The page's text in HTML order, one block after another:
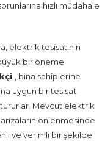
hızlı müdahale
elektrik tesisatının
bir öneme
, bina sahiplerine
uygun bir tesisat
Mevcut elektrik
önlenmesinde
ve verimli bir şekilde